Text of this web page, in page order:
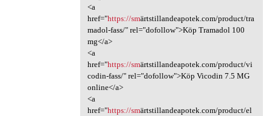
<a
href="https://smärtstillandeapotek.com/product/tra
madol-fass/" rel="dofollow">Köp Tramadol 100
mg</a>
<a
href="https://smärtstillandeapotek.com/product/vi
codin-fass/" rel="dofollow">Köp Vicodin 7.5 MG
online</a>
<a
href="https://smärtstillandeapotek.com/product/el